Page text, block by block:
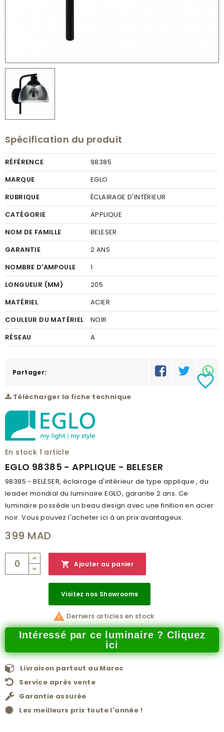
Spécification du produit
RÉFÉRENCE
98385
MARQUE
EGLO
RUBRIQUE
ÉCLAIRAGE D'INTÉRIEUR
CATÉGORIE
APPLIQUE
NOM DE FAMILLE
BELESER
GARANTIE
2 ANS
NOMBRE D'AMPOULE
1
LONGUEUR (MM)
205
MATÉRIEL
ACIER
COULEUR DU MATÉRIEL
NOIR
RÉSEAU
A
Partager:
Télécharger la fiche technique
En stock 1 article
EGLO 98385 - APPLIQUE - BELESER
98385 - BELESER, éclairage d'intérieur de type applique , du
leader mondial du luminaire EGLO, garantie 2 ans. Ce
luminaire possède un beau design avec une finition en acier
noir. Vous pouvez l'acheter ici à un prix avantageux.
favorite_border
399 MAD
 Ajouter au panier
Visitez nos Showrooms
 Derniers articles en stock
Intéressé par ce luminaire ? Cliquez
ici
Livraison partout au Maroc
Service après vente
Garantie assurée
Les meilleurs prix toute l'année !